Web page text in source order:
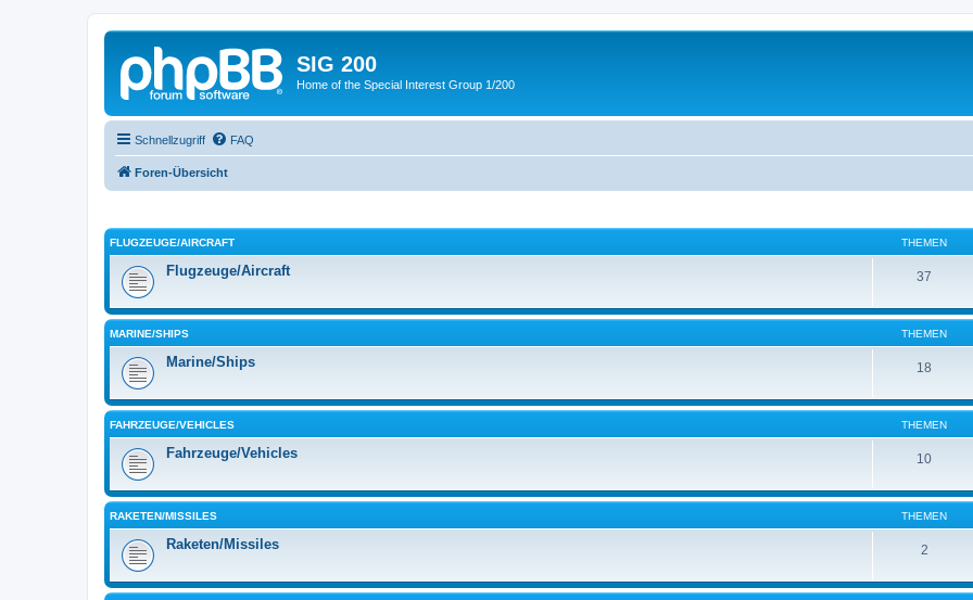
SIG 200
Home of the Special Interest Group 1/200
Schnellzugriff FAQ
Foren-Übersicht
FLUGZEUGE/AIRCRAFT THEMEN
Flugzeuge/Aircraft 37
MARINE/SHIPS THEMEN
Marine/Ships 18
FAHRZEUGE/VEHICLES THEMEN
Fahrzeuge/Vehicles 10
RAKETEN/MISSILES THEMEN
Raketen/Missiles 2